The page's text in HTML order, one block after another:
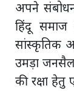
अपने
हिंदू
सांस्कृतिक
उमड़ा
की रक्षा